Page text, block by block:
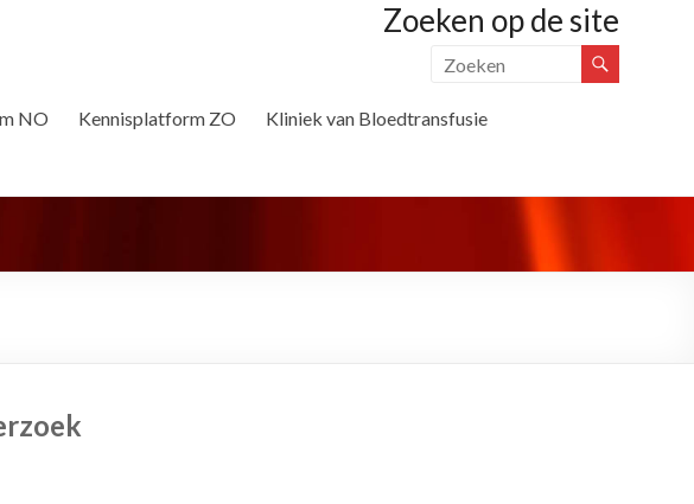
Zoeken op de site
NO Kennisplatform ZO
Kliniek van Bloedtransfusie